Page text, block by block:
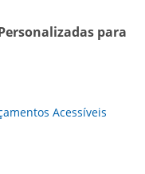
para